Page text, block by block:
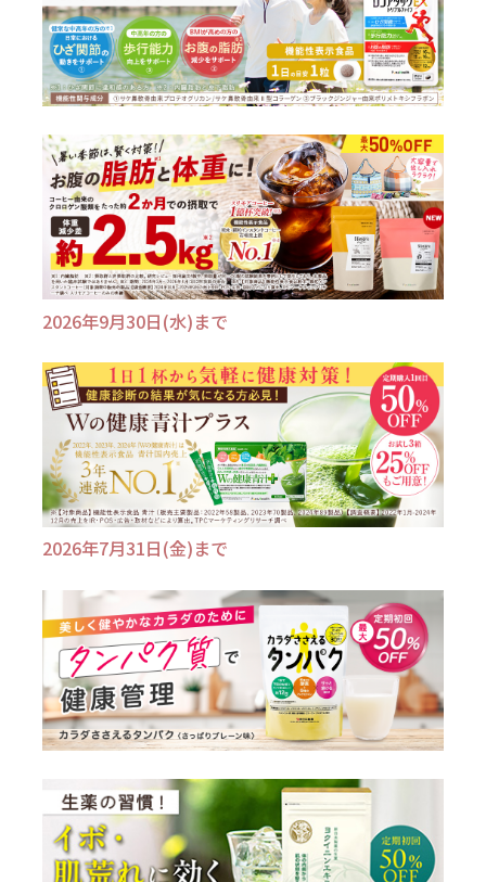
2026年9月30日(水)まで
2026年7月31日(金)まで